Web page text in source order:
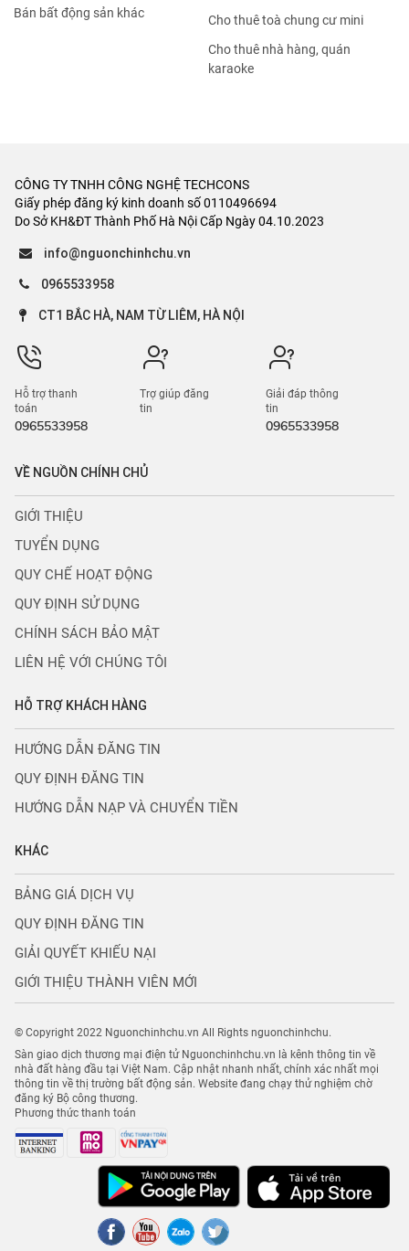
Bán bất động sản khác
Cho thuê toà chung cư mini
Cho thuê nhà hàng, quán
karaoke
CÔNG TY TNHH CÔNG NGHỆ TECHCONS
Giấy phép đăng ký kinh doanh số 0110496694
Do Sở KH&ĐT Thành Phố Hà Nội Cấp Ngày 04.10.2023
info@nguonchinhchu.vn
0965533958
CT1 BẮC HÀ, NAM TỪ LIÊM, HÀ NỘI
Hỗ trợ thanh
toán
0965533958
Trợ giúp đăng
tin
Giải đáp thông
tin
0965533958
VỀ NGUỒN CHÍNH CHỦ
GIỚI THIỆU
TUYỂN DỤNG
QUY CHẾ HOẠT ĐỘNG
QUY ĐỊNH SỬ DỤNG
CHÍNH SÁCH BẢO MẬT
LIÊN HỆ VỚI CHÚNG TÔI
HỖ TRỢ KHÁCH HÀNG
HƯỚNG DẪN ĐĂNG TIN
QUY ĐỊNH ĐĂNG TIN
HƯỚNG DẪN NẠP VÀ CHUYỂN TIỀN
KHÁC
BẢNG GIÁ DỊCH VỤ
QUY ĐỊNH ĐĂNG TIN
GIẢI QUYẾT KHIẾU NẠI
GIỚI THIỆU THÀNH VIÊN MỚI
© Copyright 2022 Nguonchinhchu.vn All Rights nguonchinhchu.
Sàn giao dịch thương mại điện tử Nguonchinhchu.vn là kênh thông tin về
nhà đất hàng đầu tại Việt Nam. Cập nhật nhanh nhất, chính xác nhất mọi
thông tin về thị trường bất động sản. Website đang chạy thử nghiệm chờ
đăng ký Bộ công thương.
Phương thức thanh toán